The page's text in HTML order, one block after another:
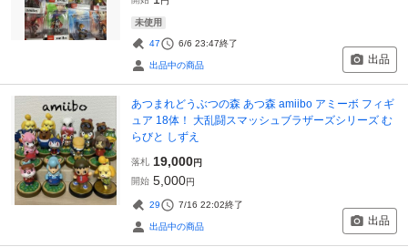
未使用
47 6/6 23:47終了
出品中の商品 出品
あつまれどうぶつの森 あつ森 amiibo アミーボ フィギ
ュア 18体！ 大乱闘スマッシュブラザーズシリーズ む
らびと しずえ
落札 19,000円
開始 5,000円
29 7/16 22:02終了
出品中の商品 出品